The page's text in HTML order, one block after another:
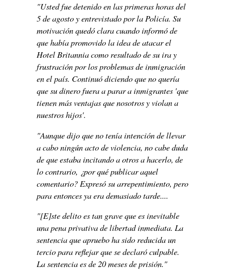
"Usted fue detenido en las primeras horas del
5 de agosto y entrevistado por la Policía. Su
motivación quedó clara cuando informó de
que había promovido la idea de atacar el
Hotel Britannia como resultado de su ira y
frustración por los problemas de inmigración
en el país. Continuó diciendo que no quería
que su dinero fuera a parar a inmigrantes 'que
tienen más ventajas que nosotros y violan a
nuestros hijos'.
"Aunque dijo que no tenía intención de llevar
a cabo ningún acto de violencia, no cabe duda
de que estaba incitando a otros a hacerlo, de
lo contrario, ¿por qué publicar aquel
comentario? Expresó su arrepentimiento, pero
para entonces ya era demasiado tarde....
"[E]ste delito es tan grave que es inevitable
una pena privativa de libertad inmediata. La
sentencia que apruebo ha sido reducida un
tercio para reflejar que se declaró culpable.
La sentencia es de 20 meses de prisión."